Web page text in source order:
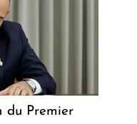
du Premier